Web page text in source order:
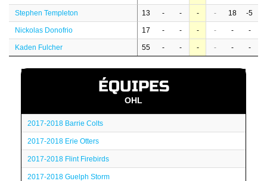
Stephen Templeton 13 - - - - 18 -5
Nickolas Donofrio 17 - - - - - -
Kaden Fulcher 55 - - - - - -
ÉQUIPES
OHL
2017-2018 Barrie Colts
2017-2018 Erie Otters
2017-2018 Flint Firebirds
2017-2018 Guelph Storm